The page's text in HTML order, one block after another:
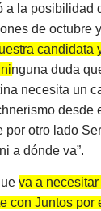
a la posibilidad
de octubre
candidata
duda
necesita un
desde
por otro lado
a dónde va”.
va a
con Juntos por